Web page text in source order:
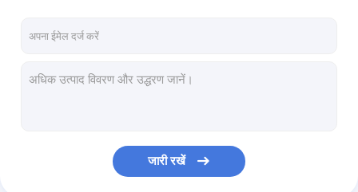
जारी रखें